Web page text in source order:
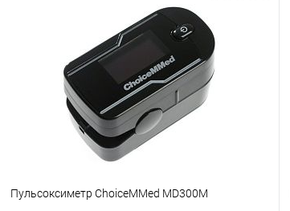
Пульсоксиметр ChoiceMMed MD300M